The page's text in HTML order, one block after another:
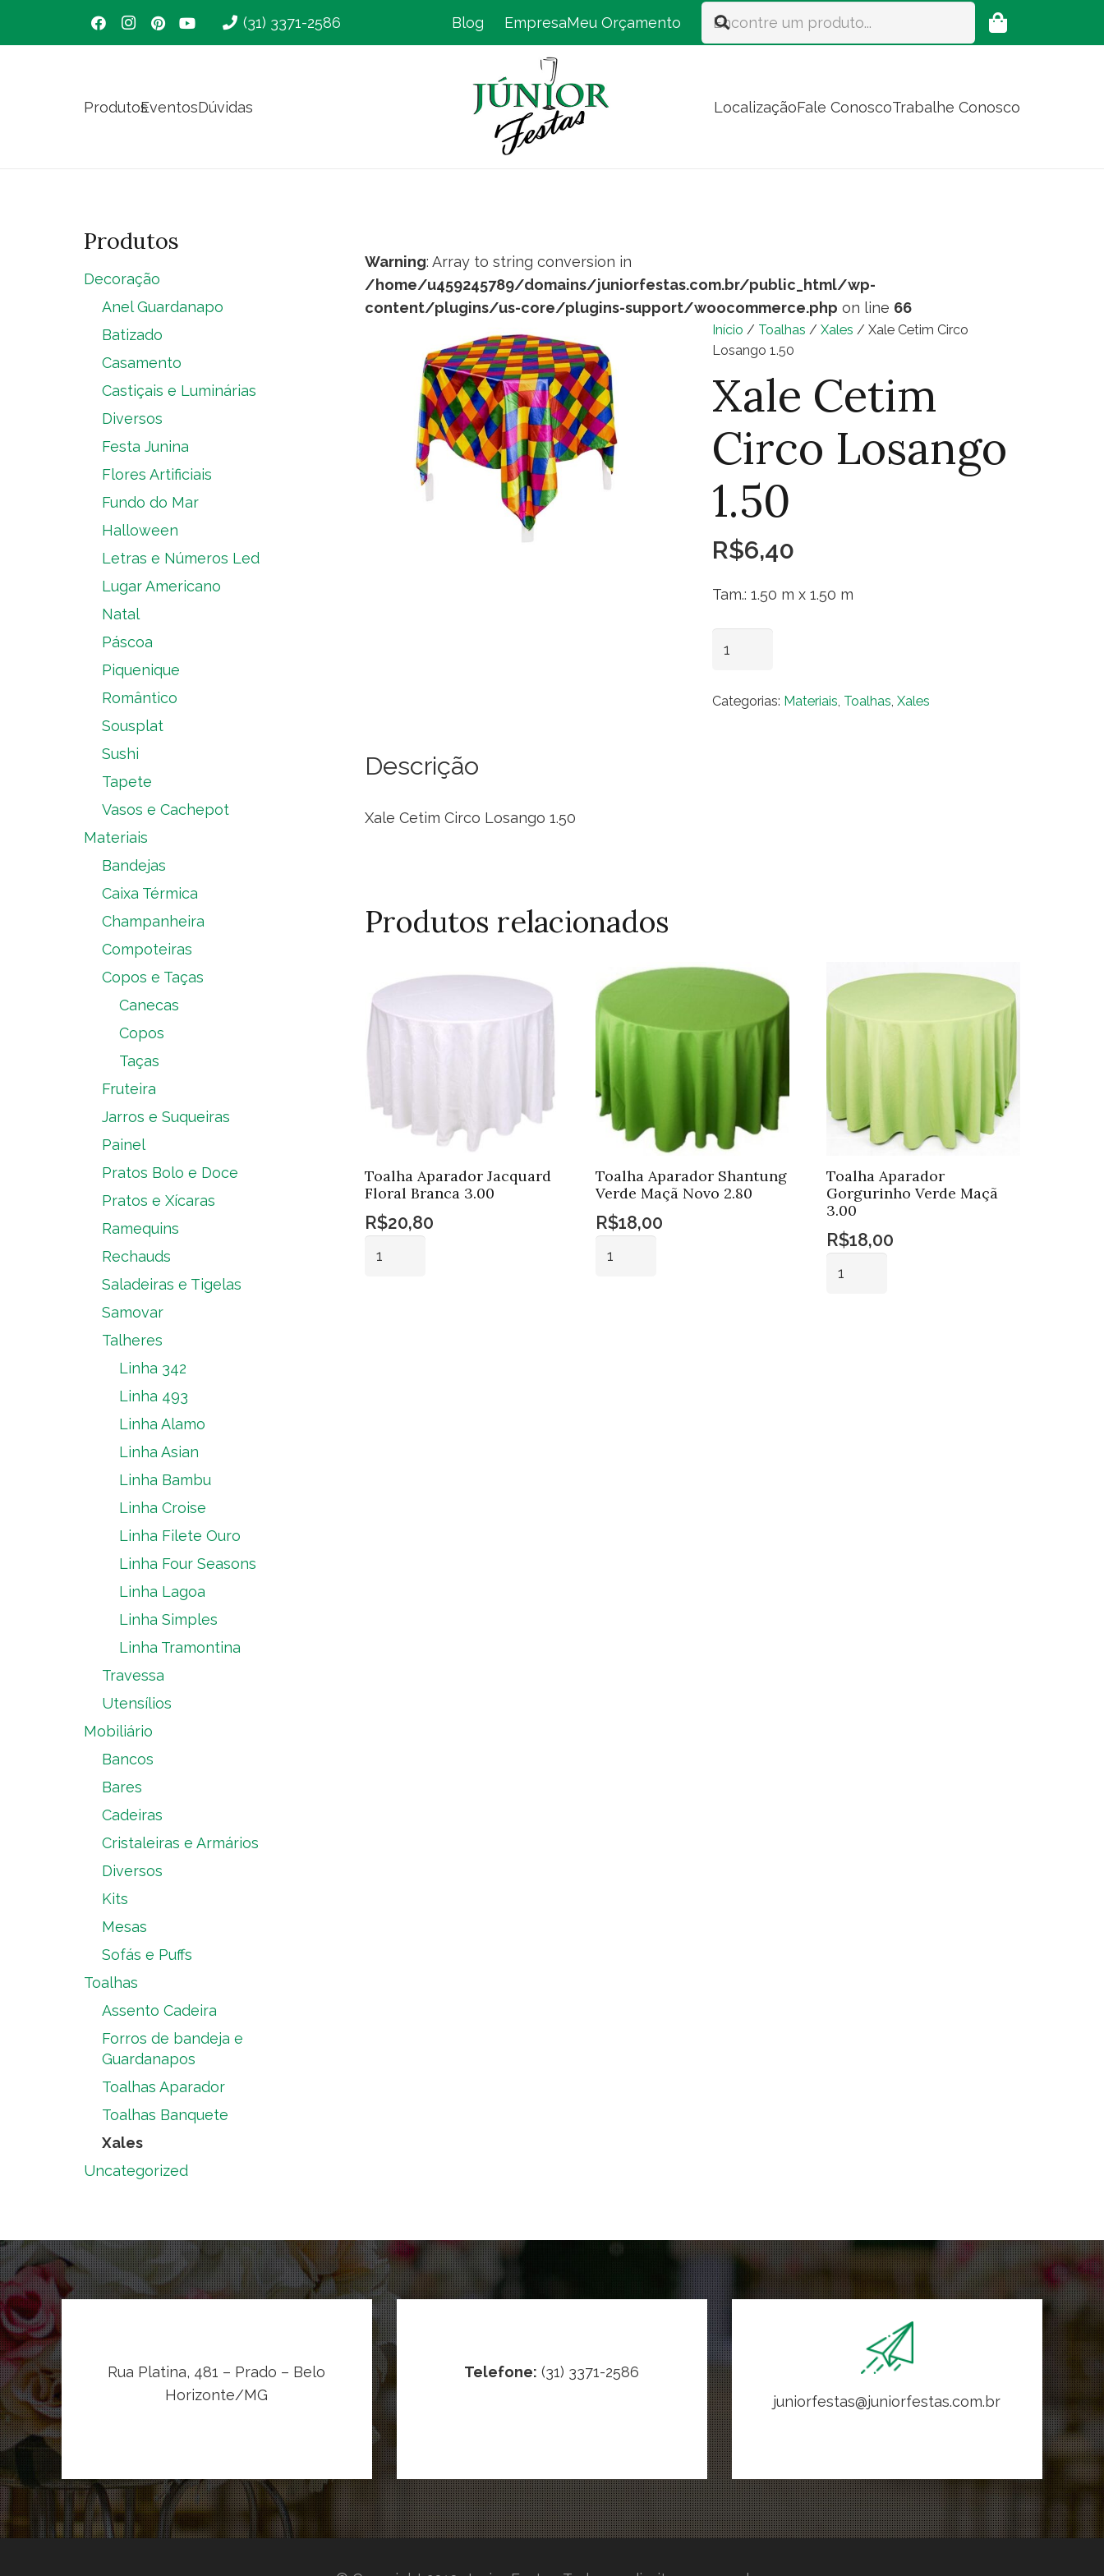
(31) 3371-2586 Blog EmpresaMeu Orçamento
ProdutosEventosDúvidas LocalizaçãoFale ConoscoTrabalhe Conosco
Warning: Array to string conversion in
/home/u459245789/domains/juniorfestas.com.br/public_html/wp-
content/plugins/us-core/plugins-support/woocommerce.php on line 66
Início / Toalhas / Xales / Xale Cetim Circo
Losango 1.50
Xale Cetim
Circo Losango
1.50
R$6,40
Tam.: 1.50 m x 1.50 m
Losango
Categorias: Materiais Toalhas Xales
Descrição
Xale Cetim Circo Losango 1.50
Produtos relacionados
Toalha Aparador Jacquard
Floral Branca 3.00
R$20,80
Toalha Aparador Shantung
Verde Maçã Novo 2.80
R$18,00
Toalha Aparador
Gorgurinho Verde Maçã
3.00
R$18,00
Produtos
Decoração
Anel Guardanapo
Batizado
Casamento
Castiçais e Luminárias
Diversos
Festa Junina
Flores Artificiais
Fundo do Mar
Halloween
Letras e Números Led
Lugar Americano
Natal
Páscoa
Piquenique
Romântico
Sousplat
Sushi
Tapete
Vasos e Cachepot
Materiais
Bandejas
Caixa Térmica
Champanheira
Compoteiras
Copos e Taças
Canecas
Copos
Taças
Fruteira
Jarros e Suqueiras
Painel
Pratos Bolo e Doce
Pratos e Xícaras
Ramequins
Rechauds
Saladeiras e Tigelas
Samovar
Talheres
Linha 342
Linha 493
Linha Alamo
Linha Asian
Linha Bambu
Linha Croise
Linha Filete Ouro
Linha Four Seasons
Linha Lagoa
Linha Simples
Linha Tramontina
Travessa
Utensílios
Mobiliário
Bancos
Bares
Cadeiras
Cristaleiras e Armários
Diversos
Kits
Mesas
Sofás e Puffs
Toalhas
Assento Cadeira
Forros de bandeja e
Guardanapos
Toalhas Aparador
Toalhas Banquete
Xales
Uncategorized
Rua Platina, 481 – Prado – Belo
Horizonte/MG
Telefone: (31) 3371-2586
juniorfestas@juniorfestas.com.br